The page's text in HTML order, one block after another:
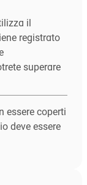
il
registrato
superare
essere coperti
deve essere